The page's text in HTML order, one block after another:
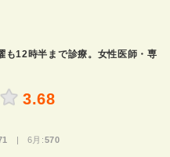
も12時半まで診療。女性医師・専
3.68
| 6月:570